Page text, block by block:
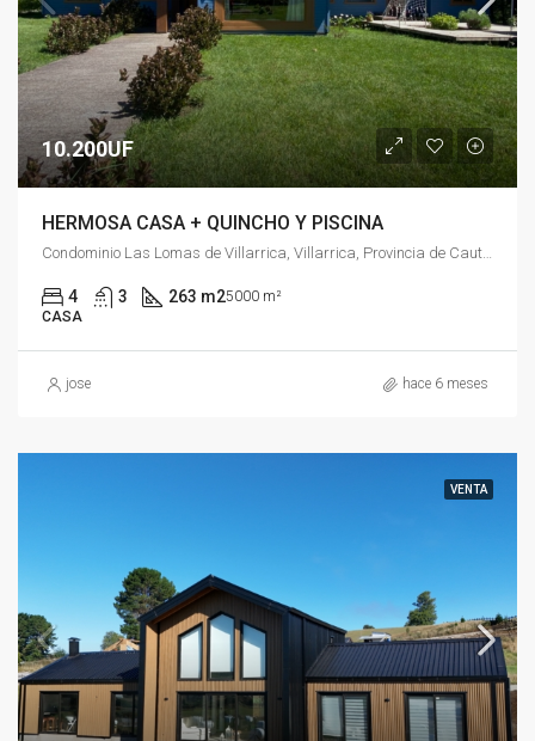
10.200UF
HERMOSA CASA + QUINCHO Y PISCINA
Condominio Las Lomas de Villarrica, Villarrica, Provincia de Cautín, Región de la Araucanía, 4930611, Chile
4 3 263 m25000 m²
CASA
jose hace 6 meses
VENTA